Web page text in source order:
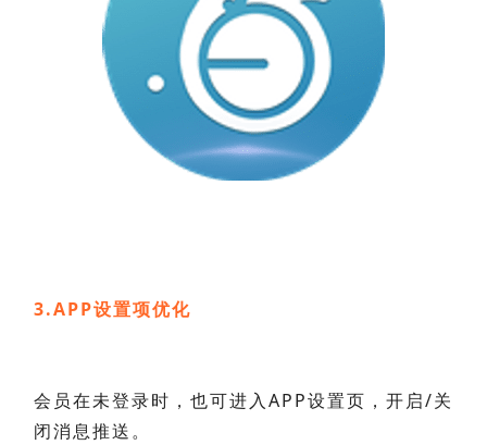
3.APP设置项优化
会员在未登录时，也可进入APP设置页，开启/关
闭消息推送。